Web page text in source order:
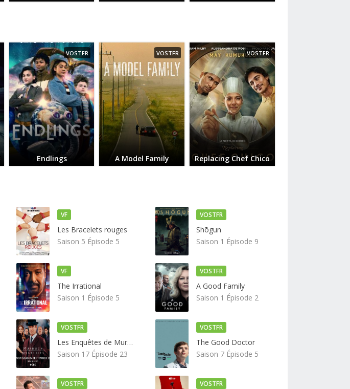
VOSTFR
Endlings
VOSTFR
A Model Family
VOSTFR
Replacing Chef Chico
Les Bracelets rouges
Saison 5 Épisode 5
VF
Shōgun
Saison 1 Épisode 9
VOSTFR
The Irrational
Saison 1 Épisode 5
VF
A Good Family
Saison 1 Épisode 2
VOSTFR
Les Enquêtes de Murdoch
Saison 17 Épisode 23
VOSTFR
The Good Doctor
Saison 7 Épisode 5
VOSTFR
VOSTFR VOSTFR